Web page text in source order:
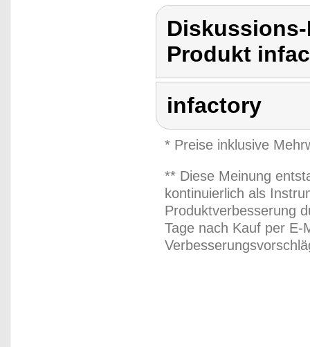
Produkt
infactory
* Preise inklusive
** Diese Meinung
kontinuierlich als
Produktverbesserung
Tage nach Kauf per E-